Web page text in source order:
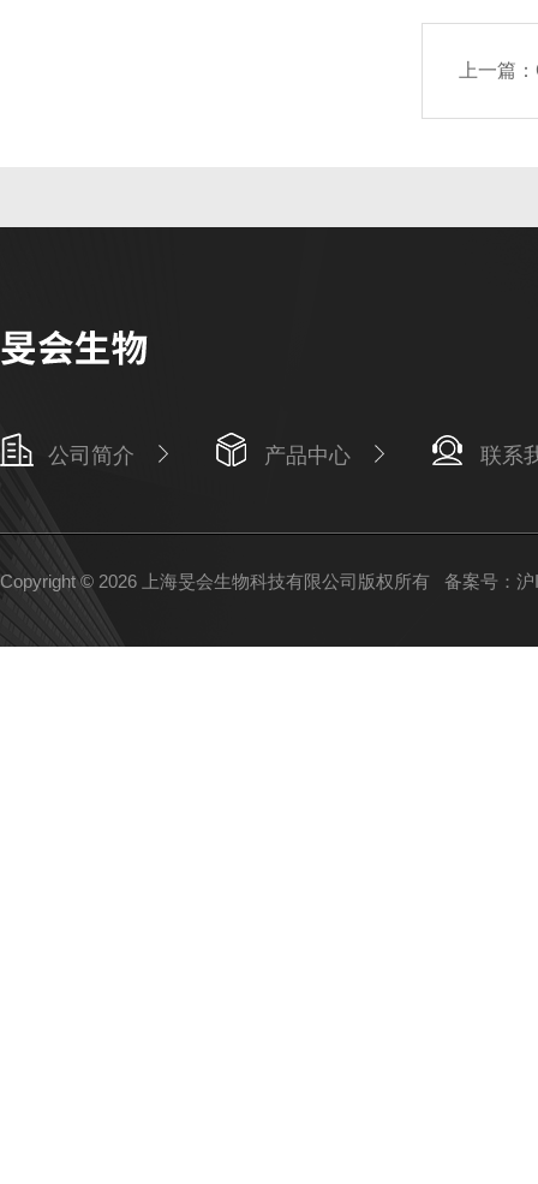
上一篇：
公司简介 产品中心 联系
Copyright © 2026 上海旻会生物科技有限公司版权所有 备案号：